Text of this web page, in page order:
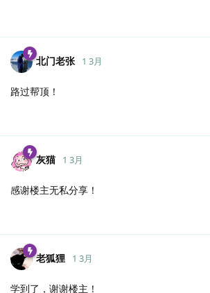
北门老张 1 3月
路过帮顶！
灰猫 1 3月
感谢楼主无私分享！
老狐狸 1 3月
学到了，谢谢楼主！